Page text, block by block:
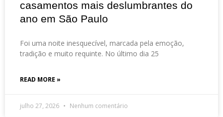
casamentos mais deslumbrantes do
ano em São Paulo
Foi uma noite inesquecível, marcada pela emoção,
tradição e muito requinte. No último dia 25
READ MORE »
julho 27, 2026 Nenhum comentário